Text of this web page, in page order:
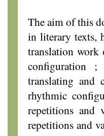
The aim of this
in literary texts,
translation work
configuration
translating and
rhythmic
repetitions
repetitions and